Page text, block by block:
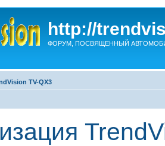
http://
ФОРУМ, ПОСВЯЩЕННЫЙ
TV-QX3